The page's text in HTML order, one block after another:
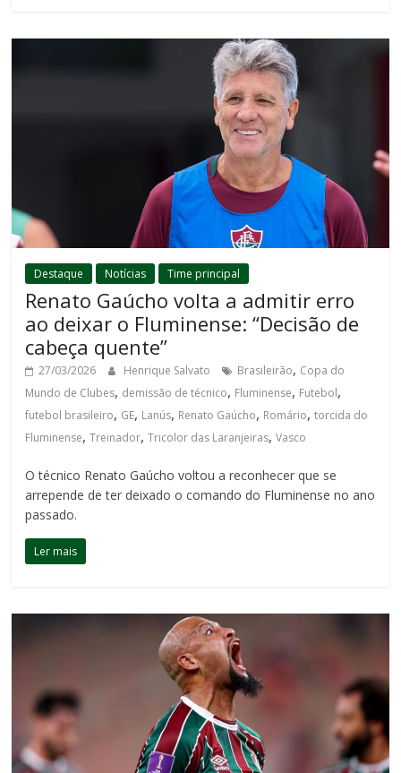
Destaque Notícias Time principal
Renato Gaúcho volta a admitir erro
ao deixar o Fluminense: “Decisão de
cabeça quente”
27/03/2026 Henrique Salvato Brasileirão, Copa do
Mundo de Clubes, demissão de técnico, Fluminense, Futebol,
futebol brasileiro, GE, Lanús, Renato Gaúcho, Romário,torcida do
Fluminense,Treinador,Tricolor das Laranjeiras,Vasco
O técnico Renato Gaúcho voltou a reconhecer que se
arrepende de ter deixado o comando do Fluminense no ano
passado.
Ler mais